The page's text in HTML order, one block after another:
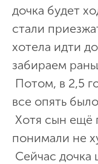
дочка будет
стали
хотела идти
забираем
Потом, в 2,5
все опять
Хотя сын ещё
понимали не
Сейчас